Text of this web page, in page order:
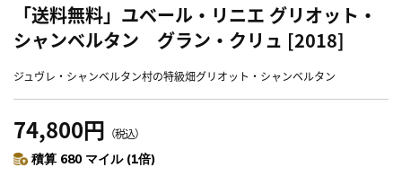
「送料無料」ユベール・リニエ グリオット・
シャンベルタン グラン・クリュ [2018]
ジュヴレ・シャンベルタン村の特級畑グリオット・シャンベルタン
74,800円 （税込）
積算 680 マイル (1倍)